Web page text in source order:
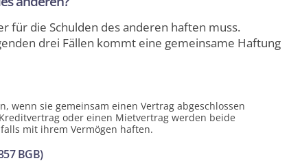
für die Schulden des anderen haften muss.
drei Fällen kommt eine gemeinsame Haftung
wenn sie gemeinsam einen Vertrag abgeschlossen
oder einen Mietvertrag werden beide
mit ihrem Vermögen haften.
BGB)